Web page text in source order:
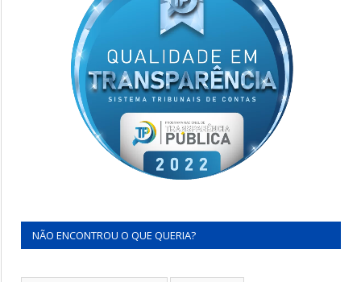
NÃO ENCONTROU O QUE QUERIA?